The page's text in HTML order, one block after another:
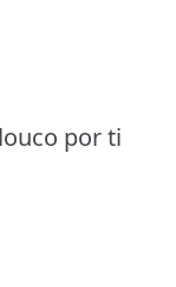
por ti